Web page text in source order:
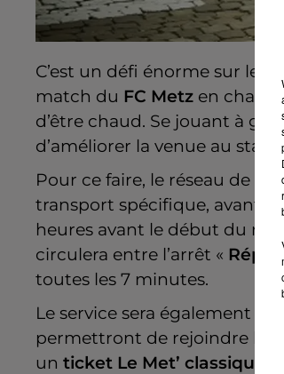
C’est un défi énorme sur le
match du FC Metz en
d’être chaud. Se jouant à
d’améliorer la venue au
Pour ce faire, le réseau de
transport spécifique, avant
heures avant le début du
circulera entre l’arrêt «
toutes les 7 minutes.
Le service sera également
permettront de rejoindre la
un ticket Le Met’ classique